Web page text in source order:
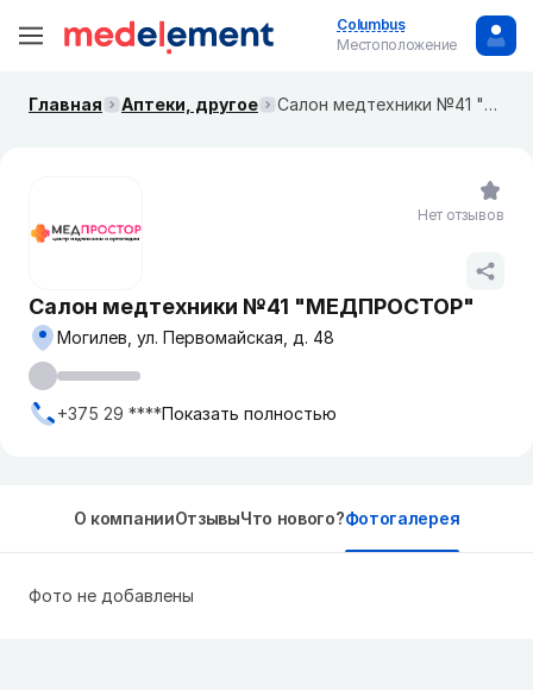
Columbus
Местоположение
Главная Аптеки, другое Салон медтехники №41 "МЕДПРОСТОР"
Салон медтехники №41 "МЕДПРОСТОР"
Могилев, ул. Первомайская, д. 48
+375 29 ****Показать полностью
Нет отзывов
О компанииОтзывыЧто нового?Фотогалерея
Фото не добавлены